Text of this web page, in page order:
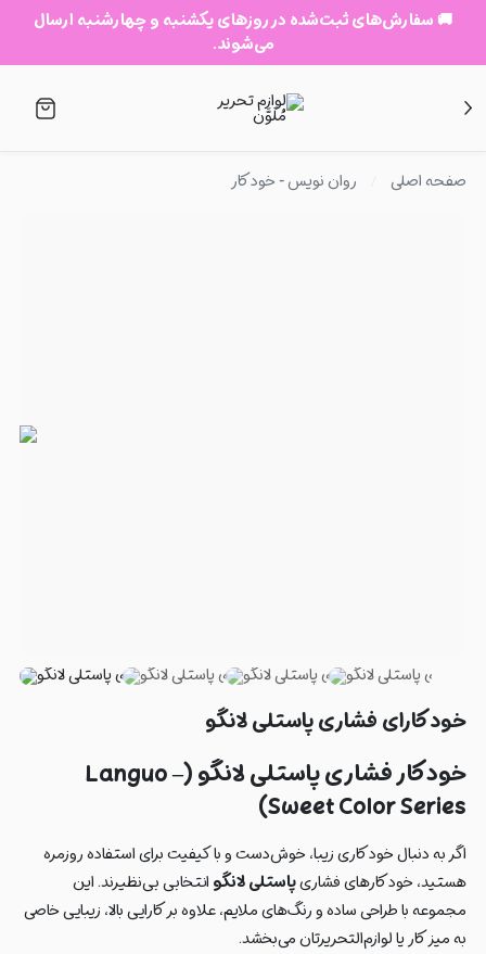
🚚 سفارش‌های ثبت‌شده در روزهای یکشنبه و چهارشنبه ارسال
می‌شوند.
صفحه اصلی روان نویس - خودکار
خودکارای فشاری پاستلی لانگو
خودکار فشاری پاستلی لانگو (Languo –
Sweet Color Series)
اگر به دنبال خودکاری زیبا، خوش‌دست و با کیفیت برای استفاده روزمره
هستید، خودکارهای فشاریپاستلی لانگو انتخابی بی‌نظیرند. این
مجموعه با طراحی ساده و رنگ‌های ملایم، علاوه بر کارایی بالا، زیبایی خاصی
به میز کار یا لوازم‌التحریرتان می‌بخشد.